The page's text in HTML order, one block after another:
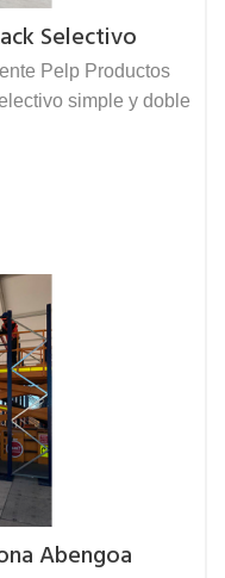
Selectivo
Pelp Productos
simple y doble
Abengoa